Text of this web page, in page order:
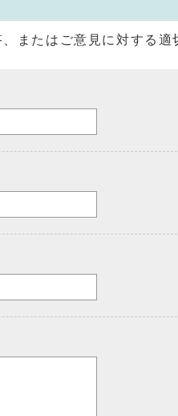
またはご意見に対する